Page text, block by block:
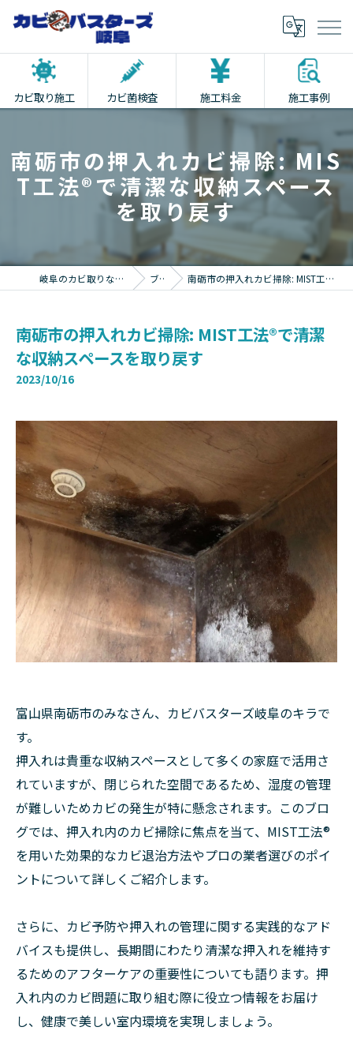
カビ取り施工 カビ菌検査 施工料金 施工事例
南砺市の押入れカビ掃除: MIS
T工法®で清潔な収納スペース
を取り戻す
岐阜のカビ取りならカビバスターズ岐阜 ブログ 南砺市の押入れカビ掃除: MIST工法®で清潔な収納スペースを取り戻す
南砺市の押入れカビ掃除: MIST工法®で清潔
な収納スペースを取り戻す
2023/10/16
富山県南砺市のみなさん、カビバスターズ岐阜のキラで
す。
押入れは貴重な収納スペースとして多くの家庭で活用さ
れていますが、閉じられた空間であるため、湿度の管理
が難しいためカビの発生が特に懸念されます。このブロ
グでは、押入れ内のカビ掃除に焦点を当て、MIST工法®
を用いた効果的なカビ退治方法やプロの業者選びのポイ
ントについて詳しくご紹介します。
さらに、カビ予防や押入れの管理に関する実践的なアド
バイスも提供し、長期間にわたり清潔な押入れを維持す
るためのアフターケアの重要性についても語ります。押
入れ内のカビ問題に取り組む際に役立つ情報をお届け
し、健康で美しい室内環境を実現しましょう。